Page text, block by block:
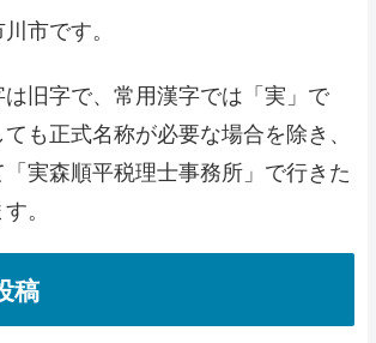
市です。
は旧字で、常用漢字では「実」で
も正式名称が必要な場合を除き、
実森順平税理士事務所」で行きた
。
稿